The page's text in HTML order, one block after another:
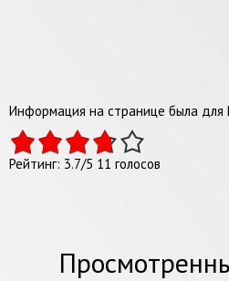
Информация на странице была для
Рейтинг: 3.7/5 11 голосов